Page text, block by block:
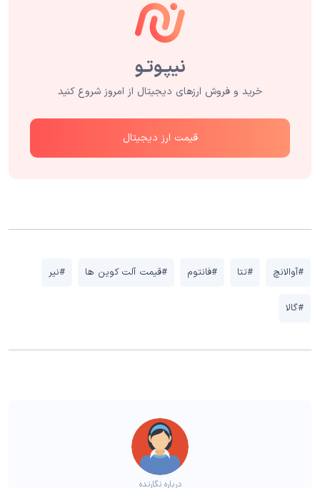
خرید و فروش ارزهای دیجیتال از امروز شروع کنید
قیمت ارز دیجیتال
#آوالانچ #تتا #فانتوم #قیمت آلت کوین ها #نیر
#گالا
درباره نگارنده